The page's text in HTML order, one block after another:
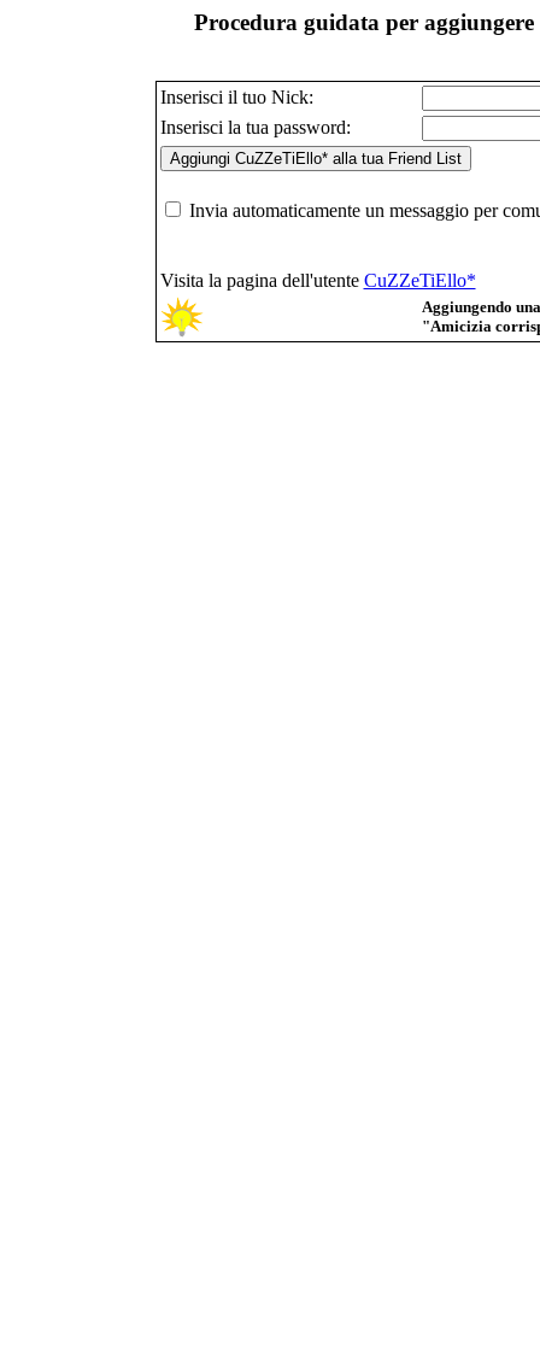
Procedura guidata per
Inserisci il tuo Nick:
Inserisci la tua password:
Invia automaticamente un messaggio per
Visita la pagina dell'utente CuZZeTiEllo*
Aggiungendo
"Amicizia